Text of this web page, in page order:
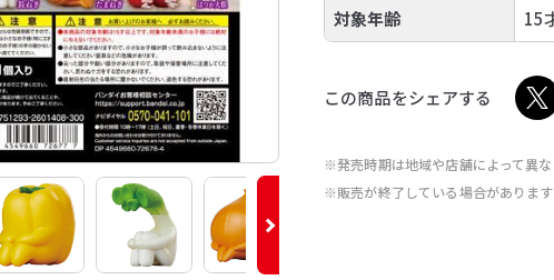
対象年齢 15
この商品をシェアする
※発売時期は地域や店舗によって異な
※販売が終了している場合がありま